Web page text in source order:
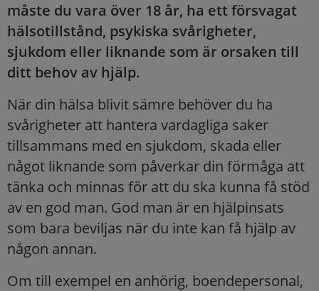
måste du vara över 18 år, ha ett försvagat
hälsotillstånd, psykiska svårigheter,
sjukdom eller liknande som är orsaken till
ditt behov av hjälp.
När din hälsa blivit sämre behöver du ha
svårigheter att hantera vardagliga saker
tillsammans med en sjukdom, skada eller
något liknande som påverkar din förmåga att
tänka och minnas för att du ska kunna få stöd
av en god man. God man är en hjälpinsats
som bara beviljas när du inte kan få hjälp av
någon annan.
Om till exempel en anhörig, boendepersonal,